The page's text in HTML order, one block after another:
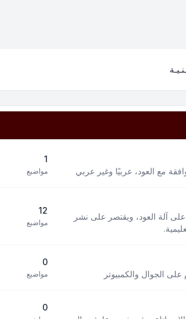
مع العود، عربيًا وغير عربي
1
مواضيع
آلة العود، ويقتصر على نشر
12
مواضيع
الجوال والكمبيوتر
0
مواضيع
0